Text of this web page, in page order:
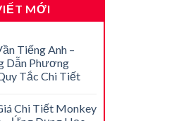
MỚI
Tiếng Anh –
Dẫn Phương
Tắc Chi Tiết
Chi Tiết Monkey